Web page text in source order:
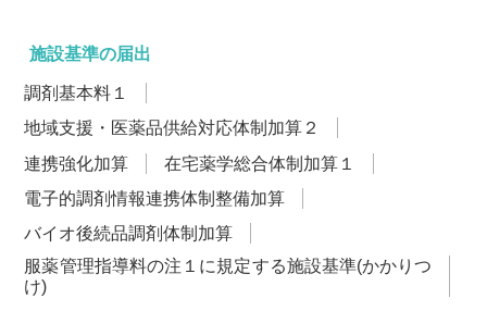
施設基準の届出
調剤基本料１
地域支援・医薬品供給対応体制加算２
連携強化加算
在宅薬学総合体制加算１
電子的調剤情報連携体制整備加算
バイオ後続品調剤体制加算
服薬管理指導料の注１に規定する施設基準(かかりつ
け)